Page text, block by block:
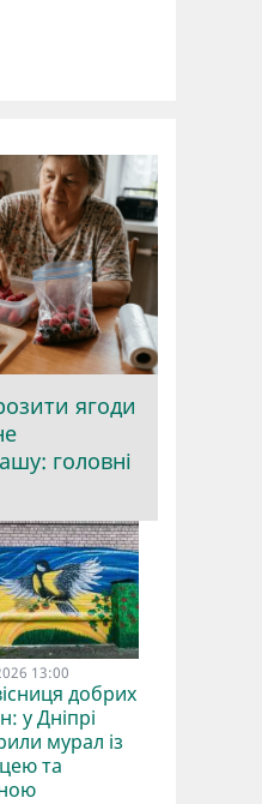
ягоди
головні
13:00
добрих
у Дніпрі
мурал із
та